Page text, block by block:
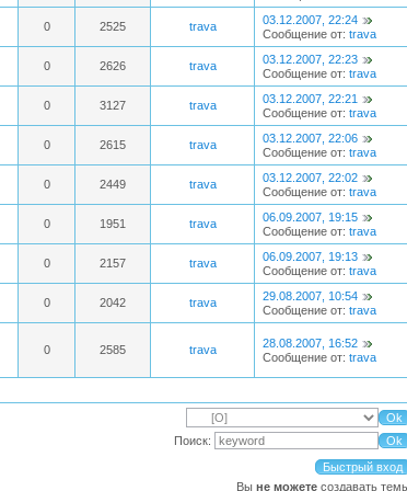
0 2525 trava
03.12.2007, 22:24
Сообщение от: trava
0 2626 trava
03.12.2007, 22:23
Сообщение от: trava
0 3127 trava
03.12.2007, 22:21
Сообщение от: trava
0 2615 trava
03.12.2007, 22:06
Сообщение от: trava
0 2449 trava
03.12.2007, 22:02
Сообщение от: trava
0 1951 trava
06.09.2007, 19:15
Сообщение от: trava
0 2157 trava
06.09.2007, 19:13
Сообщение от: trava
0 2042 trava
29.08.2007, 10:54
Сообщение от: trava
0 2585 trava
28.08.2007, 16:52
Сообщение от: trava
Поиск:
Вы не можете создавать